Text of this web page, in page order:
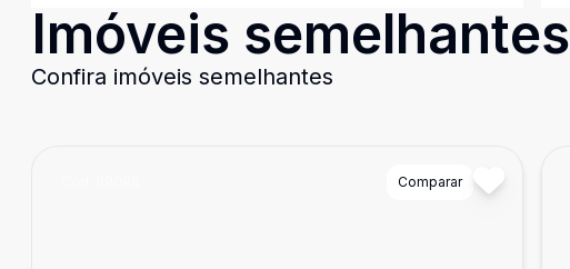
Imóveis semelhantes
Confira imóveis semelhantes
Comparar